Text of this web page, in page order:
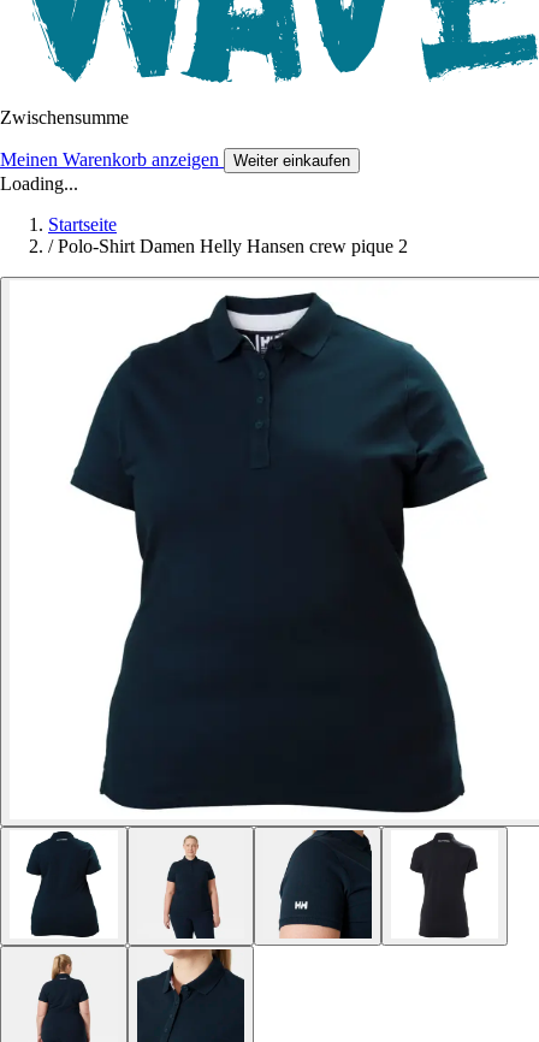
Zwischensumme
Meinen Warenkorb anzeigen Weiter einkaufen
Loading...
Startseite
/ Polo-Shirt Damen Helly Hansen crew pique 2